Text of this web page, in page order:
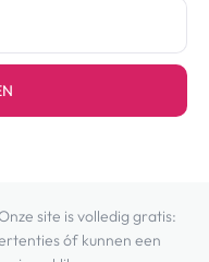
site is volledig gratis:
óf kunnen een